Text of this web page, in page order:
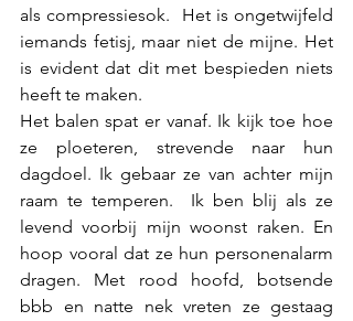
als compressiesok.  Het is ongetwijfeld
iemands fetisj, maar niet de mijne. Het
is evident dat dit met bespieden niets
heeft te maken.
Het balen spat er vanaf. Ik kijk toe hoe
ze ploeteren, strevende naar hun
dagdoel. Ik gebaar ze van achter mijn
raam te temperen.  Ik ben blij als ze
levend voorbij mijn woonst raken. En
hoop vooral dat ze hun personenalarm
dragen. Met rood hoofd, botsende
bbb en natte nek vreten ze gestaag